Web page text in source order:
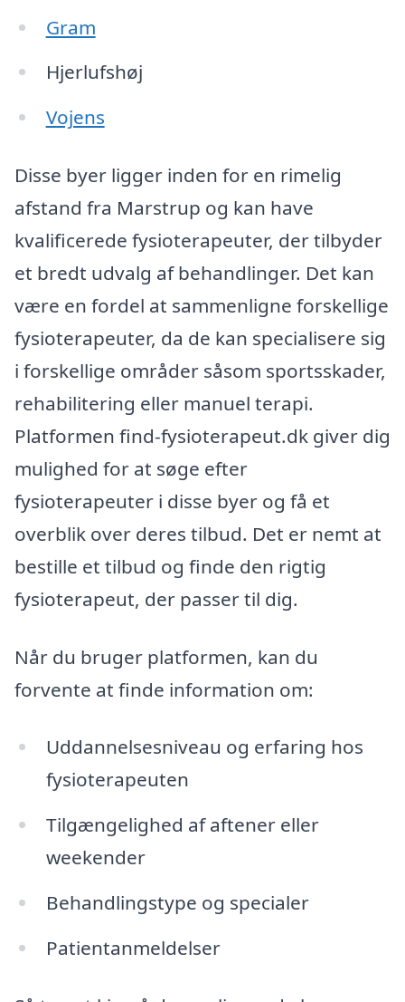
Gram
Hjerlufshøj
Vojens
Disse byer ligger inden for en rimelig
afstand fra Marstrup og kan have
kvalificerede fysioterapeuter, der tilbyder
et bredt udvalg af behandlinger. Det kan
være en fordel at sammenligne forskellige
fysioterapeuter, da de kan specialisere sig
i forskellige områder såsom sportsskader,
rehabilitering eller manuel terapi.
Platformen find-fysioterapeut.dk giver dig
mulighed for at søge efter
fysioterapeuter i disse byer og få et
overblik over deres tilbud. Det er nemt at
bestille et tilbud og finde den rigtig
fysioterapeut, der passer til dig.
Når du bruger platformen, kan du
forvente at finde information om:
Uddannelsesniveau og erfaring hos
fysioterapeuten
Tilgængelighed af aftener eller
weekender
Behandlingstype og specialer
Patientanmeldelser